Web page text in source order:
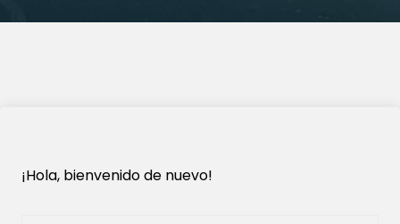
¡Hola, bienvenido de nuevo!